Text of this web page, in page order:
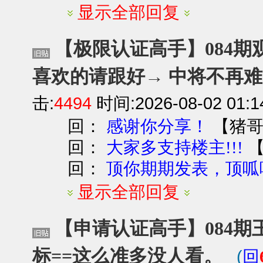
显示全部回复
【极限认证高手】084
喜欢的请跟好→ 中将不再难
击:4494 时间:2026-08-02
回： 感谢你分享！ 【猪
回： 大家多支持楼主!!!
回：顶你期期发表，顶
显示全部回复
【申请认证高手】084
标==这么准多没人看。
(回